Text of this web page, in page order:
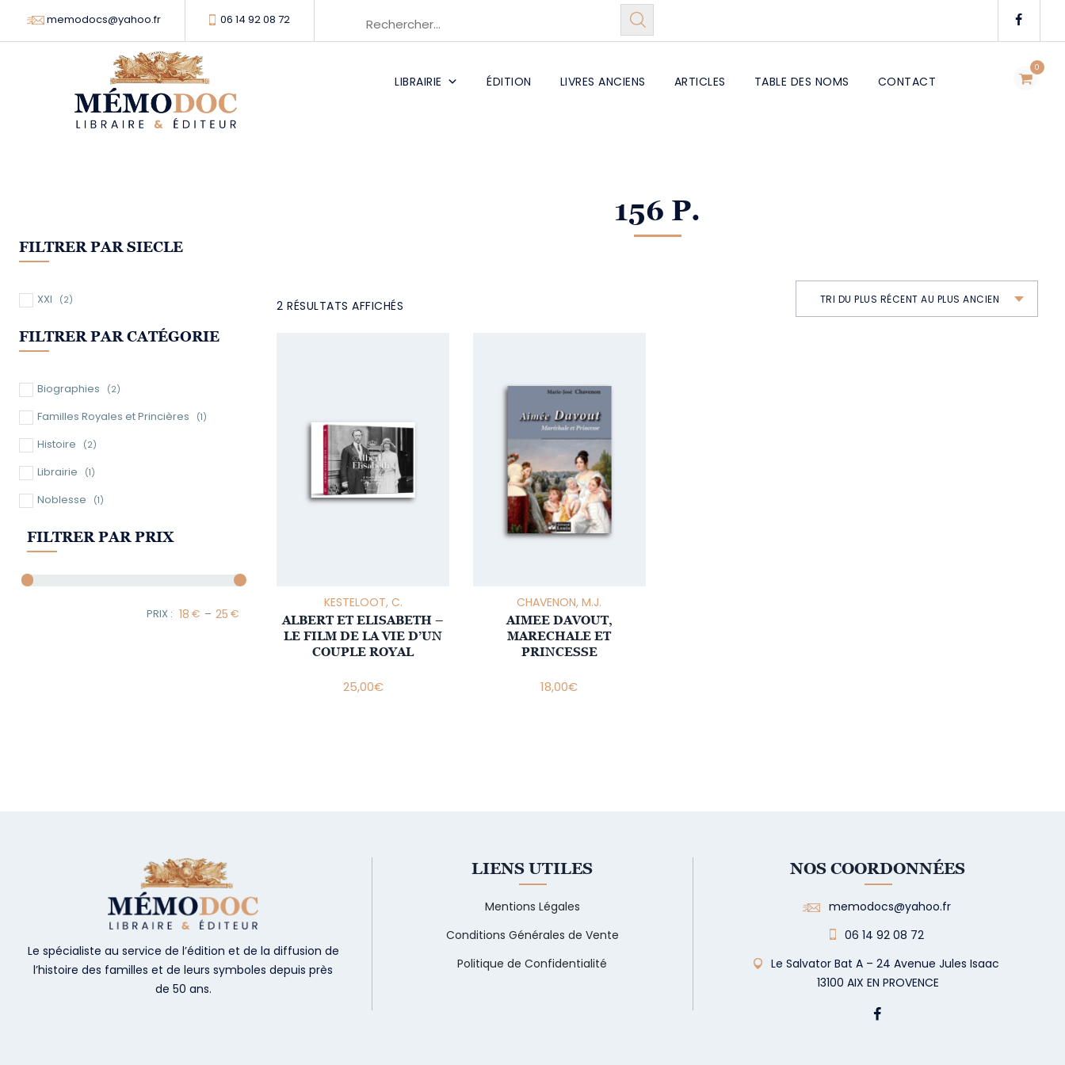
memodocs@yahoo.fr 06 14 92 08 72
0
LIBRAIRIE ÉDITION LIVRES ANCIENS ARTICLES TABLE DES NOMS CONTACT
156 P.
2 RÉSULTATS AFFICHÉS TRI DU PLUS RÉCENT AU PLUS ANCIEN
KESTELOOT, C.
ALBERT ET ELISABETH –
LE FILM DE LA VIE D’UN
COUPLE ROYAL
25,00€
CHAVENON, M.J.
AIMEE DAVOUT,
MARECHALE ET
PRINCESSE
18,00€
FILTRER PAR SIECLE
XXI (2)
FILTRER PAR CATÉGORIE
Biographies (2)
Familles Royales et Princières (1)
Histoire (2)
Librairie (1)
Noblesse (1)
FILTRER PAR PRIX
Minimum Price
–
Maximum Price
Le spécialiste au service de l’édition et de la diffusion de
l’histoire des familles et de leurs symboles depuis près
de 50 ans.
LIENS UTILES
Mentions Légales
Conditions Générales de Vente
Politique de Confidentialité
NOS COORDONNÉES
memodocs@yahoo.fr
06 14 92 08 72
Le Salvator Bat A – 24 Avenue Jules Isaac
13100 AIX EN PROVENCE